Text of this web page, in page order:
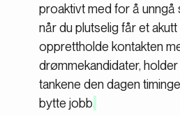
proaktivt med for å
når du plutselig får et
opprettholde kontakten
drømmekandidater,
tankene den dagen
bytte jobb.